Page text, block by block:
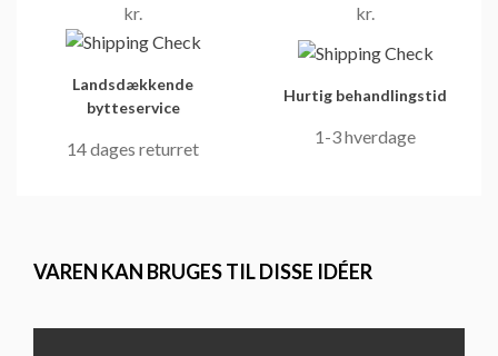
kr.
kr.
Landsdækkende
bytteservice
14 dages returret
Hurtig behandlingstid
1-3 hverdage
VAREN KAN BRUGES TIL DISSE IDÉER